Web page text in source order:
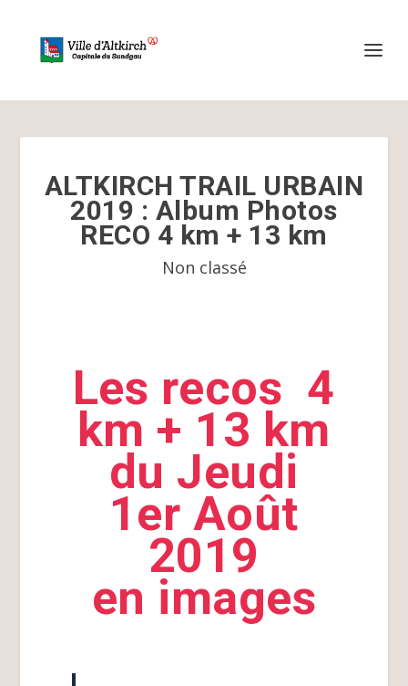
ALTKIRCH TRAIL URBAIN
2019 : Album Photos
RECO 4 km + 13 km
Non classé
Les recos 4
km + 13 km
du Jeudi
1er Août
2019
en images